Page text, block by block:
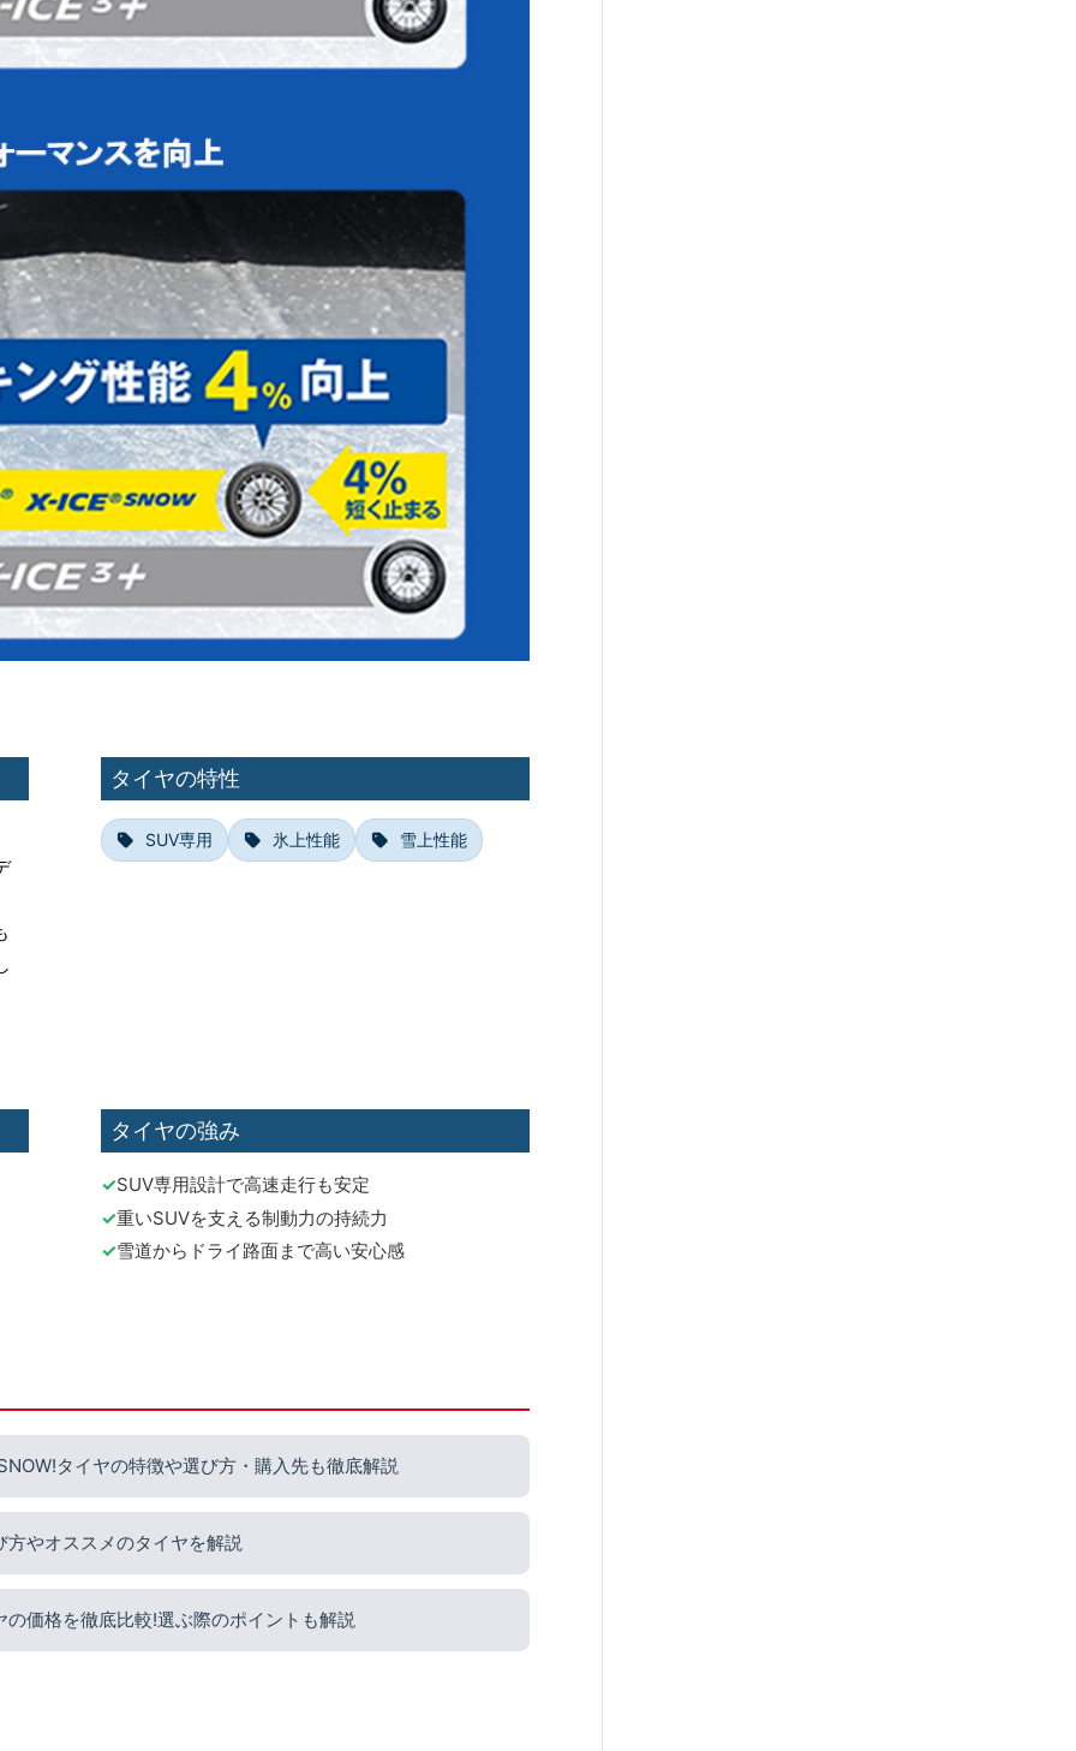
タイヤの特性
SUV専用 氷上性能 雪上性能
タイヤの強み
SUV専用設計で高速走行も安定
重いSUVを支える制動力の持続力
雪道からドライ路面まで高い安心感
タイヤの特徴や選び方・購入先も徹底解説
やオススメのタイヤを解説
価格を徹底比較!選ぶ際のポイントも解説